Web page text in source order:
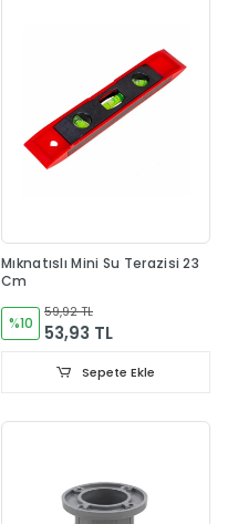
Mıknatıslı Mini Su Terazisi 23
Cm
%10
59,92 TL
53,93 TL
Sepete Ekle